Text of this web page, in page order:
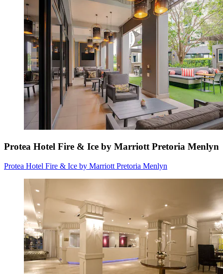
Protea Hotel Fire & Ice by Marriott Pretoria Menlyn
Protea Hotel Fire & Ice by Marriott Pretoria Menlyn